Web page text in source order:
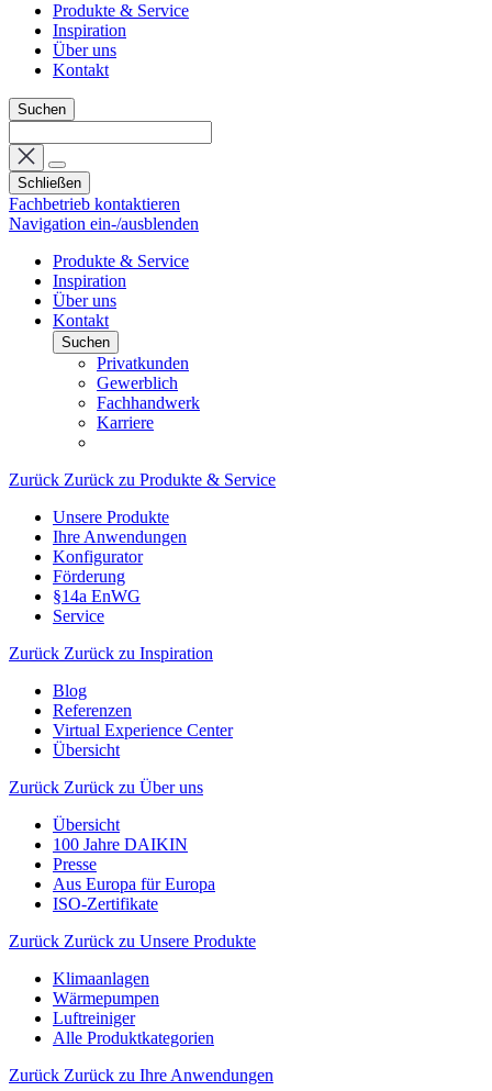
Produkte & Service
Inspiration
Über uns
Kontakt
Suchen
Schließen
Fachbetrieb kontaktieren
Navigation ein-/ausblenden
Produkte & Service
Inspiration
Über uns
Kontakt
Suchen
Privatkunden
Gewerblich
Fachhandwerk
Karriere
Zurück Zurück zu Produkte & Service
Unsere Produkte
Ihre Anwendungen
Konfigurator
Förderung
§14a EnWG
Service
Zurück Zurück zu Inspiration
Blog
Referenzen
Virtual Experience Center
Übersicht
Zurück Zurück zu Über uns
Übersicht
100 Jahre DAIKIN
Presse
Aus Europa für Europa
ISO-Zertifikate
Zurück Zurück zu Unsere Produkte
Klimaanlagen
Wärmepumpen
Luftreiniger
Alle Produktkategorien
Zurück Zurück zu Ihre Anwendungen